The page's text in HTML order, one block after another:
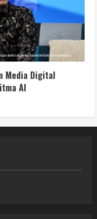
Media Digital
AI